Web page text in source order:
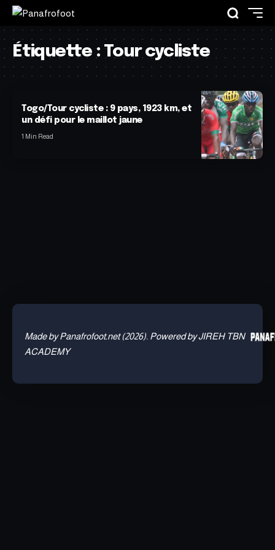
Étiquette : Tour cycliste
Togo/Tour cycliste : 9 pays, 1923 km, et
un défi pour le maillot jaune
1 Min Read
Made by Panafrofoot.net (2026). Powered by JIREH TBN
ACADEMY